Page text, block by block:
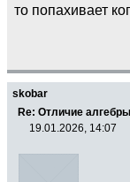
то попахивает
skobar
Re: Отличие
19.01.2026, 14:07